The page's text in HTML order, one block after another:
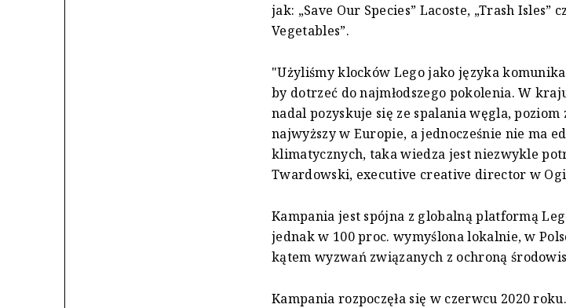
jak: „Save Our Species” Lacoste, „Trash Isles”
Vegetables”.
"Użyliśmy klocków Lego jako języka
by dotrzeć do najmłodszego pokolenia. W
nadal pozyskuje się ze spalania węgla,
najwyższy w Europie, a jednocześnie nie ma
klimatycznych, taka wiedza jest niezwykle
Twardowski, executive creative director w
Kampania jest spójna z globalną platformą
jednak w 100 proc. wymyślona lokalnie, w
kątem wyzwań związanych z ochroną
Kampania rozpoczęła się w czerwcu 2020